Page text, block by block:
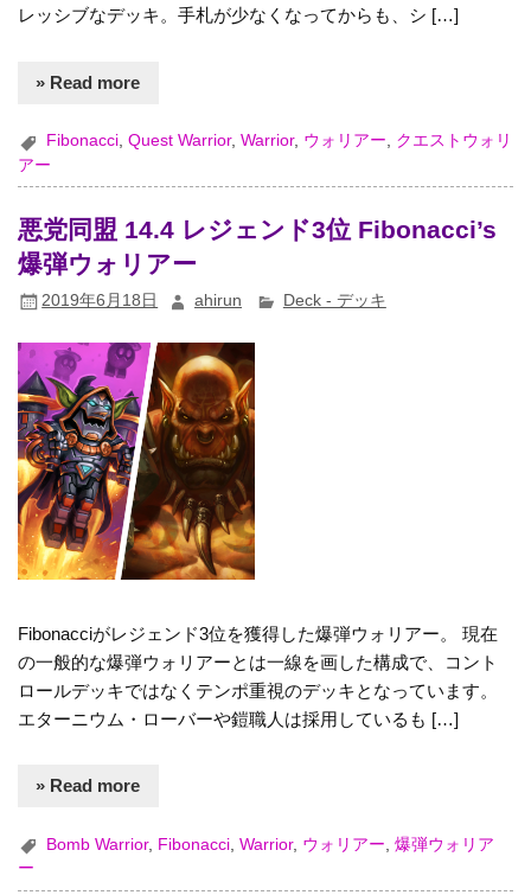
レッシブなデッキ。手札が少なくなってからも、シ […]
» Read more
Fibonacci,Quest Warrior,Warrior, ウォリアー, クエストウォリ
アー
悪党同盟 14.4 レジェンド3位 Fibonacci’s
爆弾ウォリアー
2019年6月18日 ahirun Deck - デッキ
Fibonacciがレジェンド3位を獲得した爆弾ウォリアー。 現在
の一般的な爆弾ウォリアーとは一線を画した構成で、コント
ロールデッキではなくテンポ重視のデッキとなっています。
エターニウム・ローバーや鎧職人は採用しているも […]
» Read more
Bomb Warrior, Fibonacci ,Warrior, ウォリアー ,爆弾ウォリア
ー